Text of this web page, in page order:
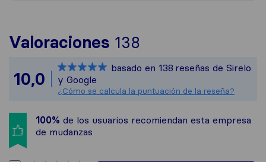
Valoraciones 138
Todas las
10,0
basado en 138 reseñas de Sirelo
y Google
¿Cómo se calcula la puntuación de la reseña?
100% de los usuarios recomiendan esta empresa
de mudanzas